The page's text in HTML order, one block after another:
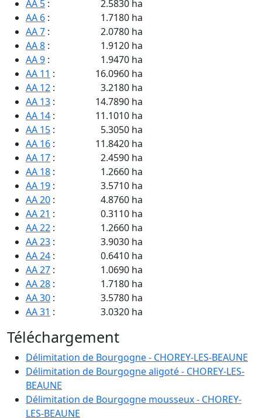
AA 5 :
2.5830 ha
AA 6 :
1.7180 ha
AA 7 :
2.0780 ha
AA 8 :
1.9120 ha
AA 9 :
1.9470 ha
AA 11 :
16.0960 ha
AA 12 :
3.2180 ha
AA 13 :
14.7890 ha
AA 14 :
11.1010 ha
AA 15 :
5.3050 ha
AA 16 :
11.8420 ha
AA 17 :
2.4590 ha
AA 18 :
1.2660 ha
AA 19 :
3.5710 ha
AA 20 :
4.8760 ha
AA 21 :
0.3110 ha
AA 22 :
1.2660 ha
AA 23 :
3.9030 ha
AA 24 :
0.6410 ha
AA 27 :
1.0690 ha
AA 28 :
1.7180 ha
AA 30 :
3.5780 ha
AA 31 :
3.0320 ha
AA 33:
2.2120 ha
AA 34:
3.2940 ha
AA 35:
1.7010 ha
AA 37:
AA 38:
2.2200 ha
AA 39:
Téléchargement
Délimitation de Bourgogne - CHOREY-LES-BEAUNE
Délimitation de Bourgogne aligoté - CHOREY-LES-
BEAUNE
Délimitation de Bourgogne mousseux - CHOREY-
LES-BEAUNE